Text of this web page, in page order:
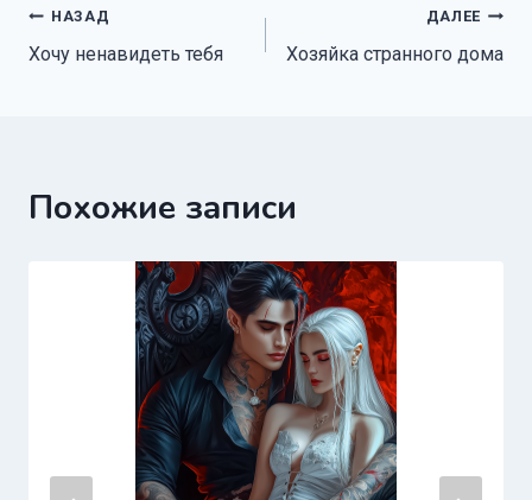
Навигация
по
НАЗАД
Хочу ненавидеть тебя
ДАЛЕЕ
Хозяйка странного дома
Похожие записи